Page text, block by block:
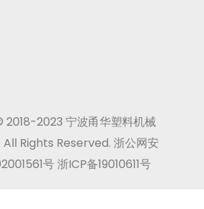
2023 宁波甬华塑料机械
All Rights Reserved. 浙公网安
号浙ICP备19010611号